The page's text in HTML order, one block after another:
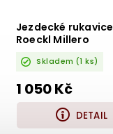
Jezdecké rukavice
Roeckl Millero
Skladem (1 ks)
1 050 Kč
DETAIL